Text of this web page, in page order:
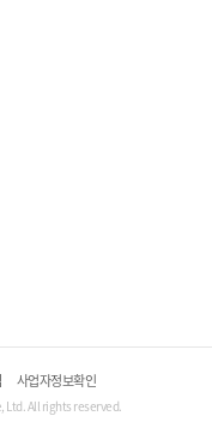
사업자정보확인
All rights reserved.